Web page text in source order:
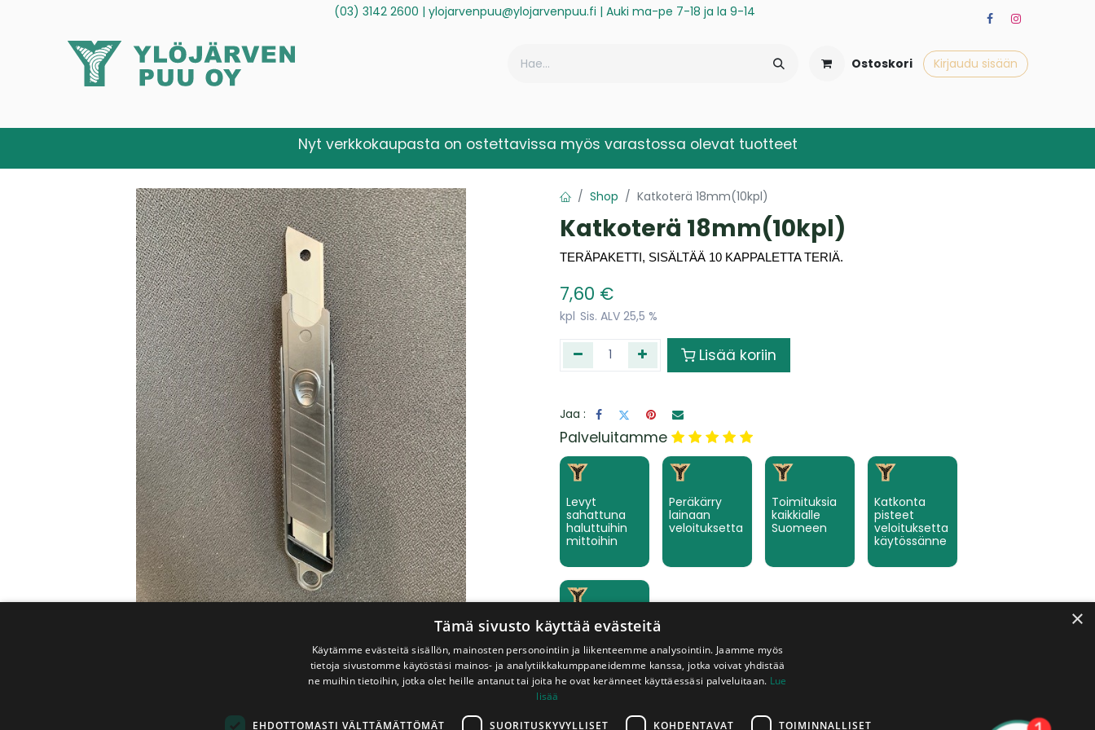
(03) 3142 2600 | ylojarvenpuu@ylojarvenpuu.fi | Auki ma-pe 7-18 ja la 9-14
Ostoskori Kirjaudu sisään
Nyt verkkokaupasta on ostettavissa myös varastossa olevat tuotteet
Shop Katkoterä 18mm(10kpl)
Katkoterä 18mm(10kpl)
TERÄPAKETTI, SISÄLTÄÄ 10 KAPPALETTA TERIÄ.
7,60 €
kpl Sis. ALV 25,5 %
Lisää koriin
Jaa :
​Palveluitamme
Levyt
sahattuna
haluttuihin
mittoihin
Peräkärry
lainaan
veloituksetta
Toimituksia
kaikkialle
Suomeen
Katkonta
pisteet
veloituksetta
käytössänne
Keräämme
tuotteet
valmiiksi
×
Tämä sivusto käyttää evästeitä
Käytämme evästeitä sisällön, mainosten personointiin ja liikenteemme analysointiin. Jaamme myös
tietoja sivustomme käytöstäsi mainos- ja analytiikkakumppaneidemme kanssa, jotka voivat yhdistää
ne muihin tietoihin, jotka olet heille antanut tai joita he ovat keränneet käyttäessäsi palveluitaan. Lue
lisää
EHDOTTOMASTI VÄLTTÄMÄTTÖMÄT SUORITUSKYVYLLISET KOHDENTAVAT TOIMINNALLISET